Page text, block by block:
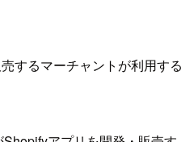
するマーチャントが利用する